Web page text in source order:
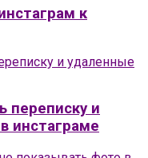
к
переписку и
инстаграме